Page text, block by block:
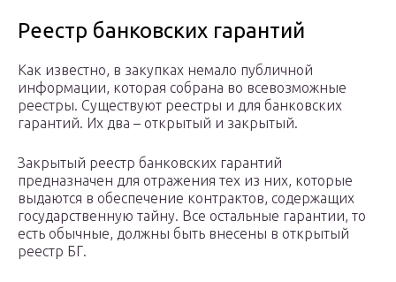
Реестр банковских гарантий
Как известно, в закупках немало публичной
информации, которая собрана во всевозможные
реестры. Существуют реестры и для банковских
гарантий. Их два – открытый и закрытый.
Закрытый реестр банковских гарантий
предназначен для отражения тех из них, которые
выдаются в обеспечение контрактов, содержащих
государственную тайну. Все остальные гарантии, то
есть обычные, должны быть внесены в открытый
реестр БГ.